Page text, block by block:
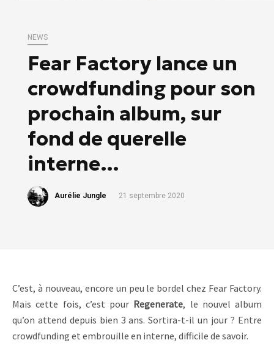
NEWS
Fear Factory lance un
crowdfunding pour son
prochain album, sur
fond de querelle
interne…
Aurélie Jungle 21 septembre 2020
C’est, à nouveau, encore un peu le bordel chez Fear Factory.
Mais cette fois, c’est pour Regenerate, le nouvel album
qu’on attend depuis bien 3 ans. Sortira-t-il un jour ? Entre
crowdfunding et embrouille en interne, difficile de savoir.